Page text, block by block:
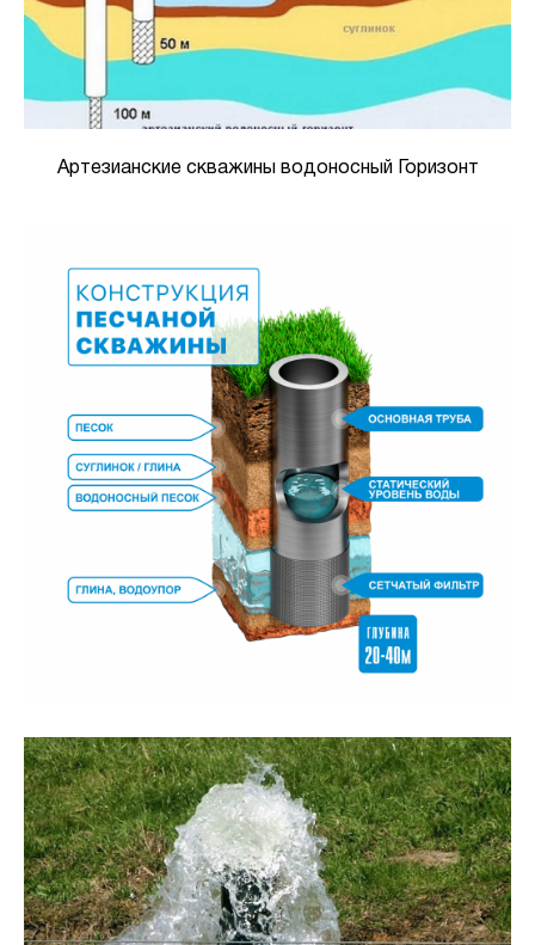
Артезианские скважины водоносный Горизонт